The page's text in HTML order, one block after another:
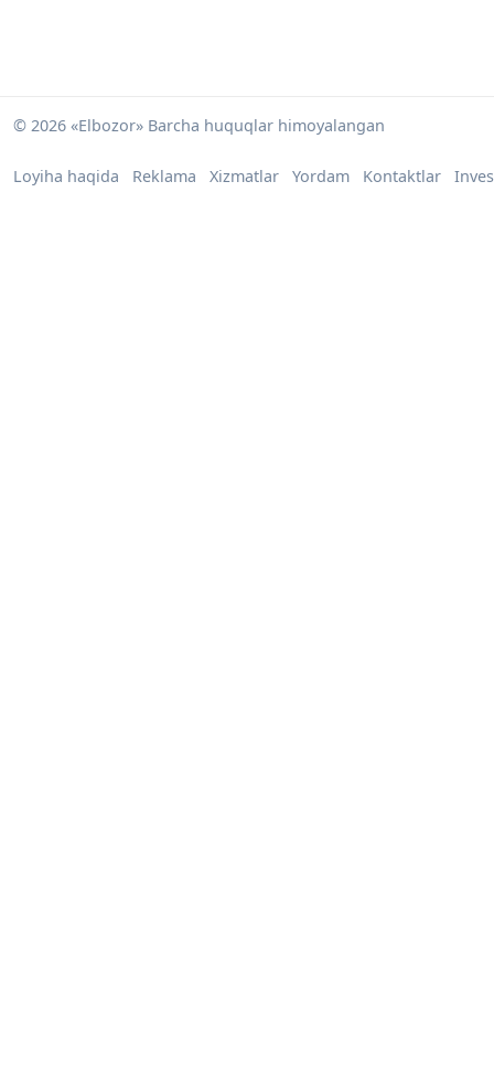
© 2026 «Elbozor» Barcha huquqlar himoyalangan
Loyiha haqida Reklama Xizmatlar Yordam Kontaktlar